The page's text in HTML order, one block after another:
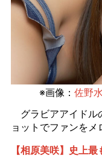
※画像： 佐野
グラビアアイドル
ョットでファンをメ
【相原美咲】史上